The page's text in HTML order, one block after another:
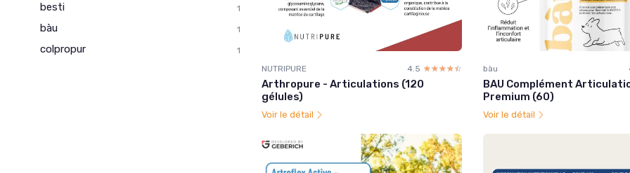
besti 1
bàu 1
colpropur 1
NUTRIPURE 4.5 ☆☆☆☆☆
★★★★★
Arthropure - Articulations (120
gélules)
Voir le détail
bàu
BAU Complément
Premium (60)
Voir le détail